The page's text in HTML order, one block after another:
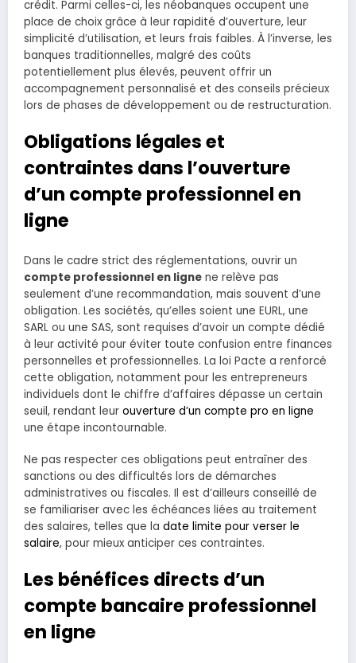
crédit. Parmi celles-ci, les néobanques occupent une
place de choix grâce à leur rapidité d’ouverture, leur
simplicité d’utilisation, et leurs frais faibles. À l’inverse, les
banques traditionnelles, malgré des coûts
potentiellement plus élevés, peuvent offrir un
accompagnement personnalisé et des conseils précieux
lors de phases de développement ou de restructuration.
Obligations légales et
contraintes dans l’ouverture
d’un compte professionnel en
ligne
Dans le cadre strict des réglementations, ouvrir un
compte professionnel en ligne ne relève pas
seulement d’une recommandation, mais souvent d’une
obligation. Les sociétés, qu’elles soient une EURL, une
SARL ou une SAS, sont requises d’avoir un compte dédié
à leur activité pour éviter toute confusion entre finances
personnelles et professionnelles. La loi Pacte a renforcé
cette obligation, notamment pour les entrepreneurs
individuels dont le chiffre d’affaires dépasse un certain
seuil, rendant leur ouverture d’un compte pro en ligne
une étape incontournable.
Ne pas respecter ces obligations peut entraîner des
sanctions ou des difficultés lors de démarches
administratives ou fiscales. Il est d’ailleurs conseillé de
se familiariser avec les échéances liées au traitement
des salaires, telles que la date limite pour verser le
salaire, pour mieux anticiper ces contraintes.
Les bénéfices directs d’un
compte bancaire professionnel
en ligne